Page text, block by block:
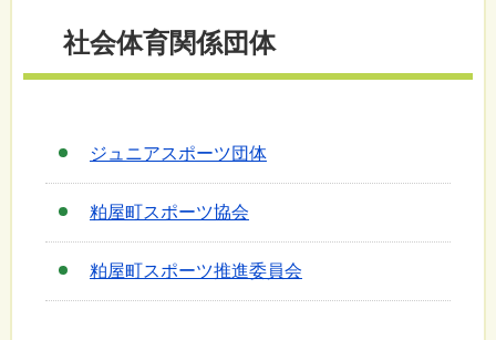
社会体育関係団体
ジュニアスポーツ団体
粕屋町スポーツ協会
粕屋町スポーツ推進委員会